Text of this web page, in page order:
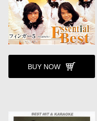
BUY NOW